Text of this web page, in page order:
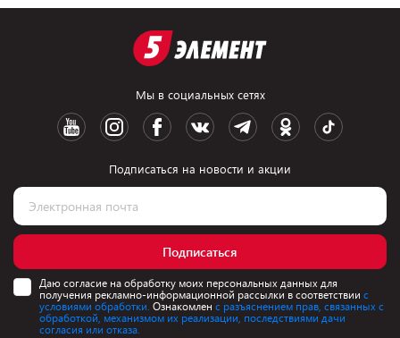
Мы в социальных сетях
Подписаться на новости и акции
Подписаться
Даю согласие на обработку моих персональных данных для
получения рекламно-информационной рассылки в соответствии с
условиями обработки. Ознакомлен с разъяснением прав, связанных с
обработкой, механизмом их реализации, последствиями дачи
согласия или отказа.